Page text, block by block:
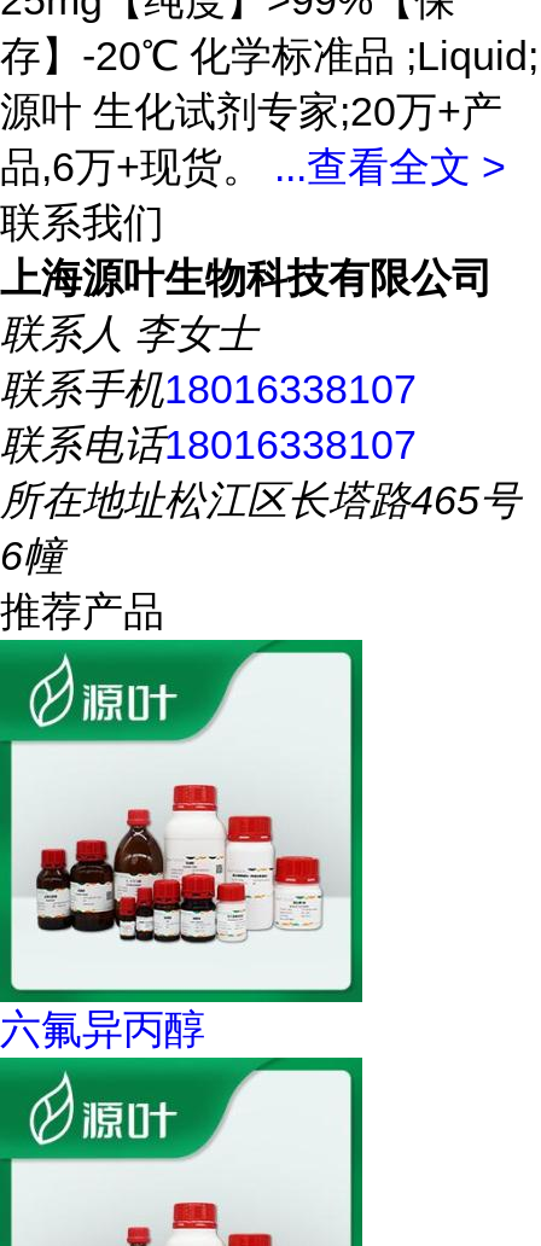
存】-20℃ 化学标准品 ;Liquid;
源叶 生化试剂专家;20万+产
品,6万+现货。 ...查看全文 >
联系我们
上海源叶生物科技有限公司
联系人 李女士
联系手机18016338107
联系电话18016338107
所在地址松江区长塔路465号
6幢
推荐产品
六氟异丙醇